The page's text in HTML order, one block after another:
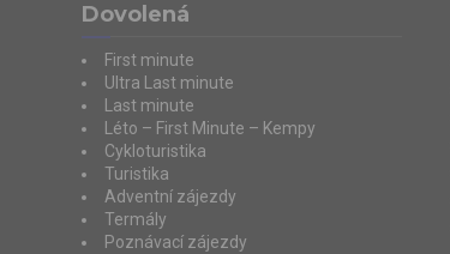
Dovolená
First minute
Ultra Last minute
Last minute
Léto – First Minute – Kempy
Cykloturistika
Turistika
Adventní zájezdy
Termály
Poznávací zájezdy